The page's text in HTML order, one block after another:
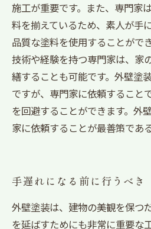
施工が重要です。また、専門家
料を揃えているため、素人が手
品質な塗料を使用することがで
技術や経験を持つ専門家は、家
繕することも可能です。外壁塗
ですが、専門家に依頼すること
を回避することができます。外
家に依頼することが最善策であ
手遅れになる前に行うべき
外壁塗装は、建物の美観を保つ
を延ばすためにも非常に重要な